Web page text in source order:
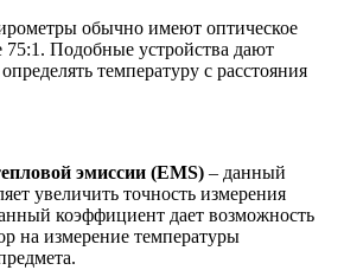
обычно имеют оптическое
75:1. Подобные устройства дают
температуру с расстояния
эмиссии (EMS) – данный
увеличить точность измерения
коэффициент дает возможность
на измерение температуры